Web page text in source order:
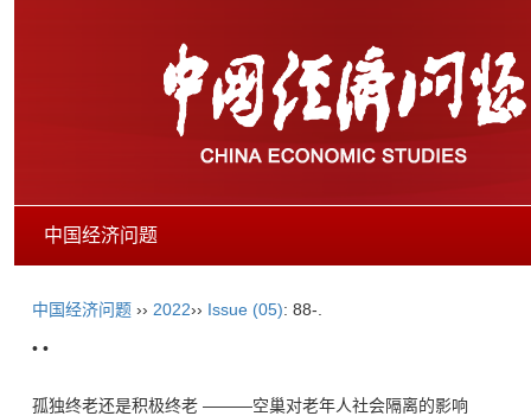
中国经济问题
中国经济问题 ›› 2022›› Issue (05): 88-.
• •
孤独终老还是积极终老 ———空巢对老年人社会隔离的影响